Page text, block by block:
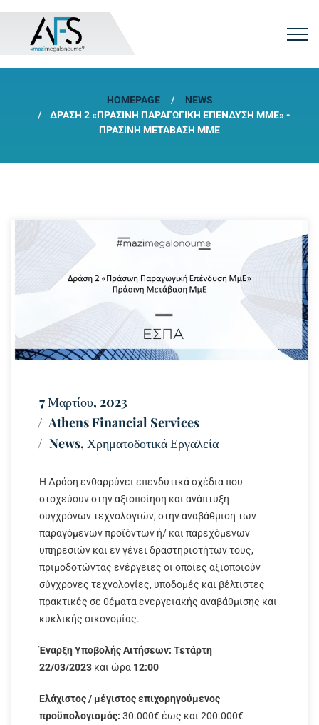
HOMEPAGE
NEWS
ΔΡΆΣΗ 2 «ΠΡΆΣΙΝΗ ΠΑΡΑΓΩΓΙΚΉ ΕΠΈΝΔΥΣΗ ΜΜΕ» -
ΠΡΆΣΙΝΗ ΜΕΤΆΒΑΣΗ ΜΜΕ
7 Μαρτίου, 2023
Athens Financial Services
News, Χρηματοδοτικά Εργαλεία
Η Δράση ενθαρρύνει επενδυτικά σχέδια που
στοχεύουν στην αξιοποίηση και ανάπτυξη
συγχρόνων τεχνολογιών, στην αναβάθμιση των
παραγόμενων προϊόντων ή/ και παρεχόμενων
υπηρεσιών και εν γένει δραστηριοτήτων τους,
πριμοδοτώντας ενέργειες οι οποίες αξιοποιούν
σύγχρονες τεχνολογίες, υποδομές και βέλτιστες
πρακτικές σε θέματα ενεργειακής αναβάθμισης και
κυκλικής οικονομίας.
Έναρξη Υποβολής Αιτήσεων: Τετάρτη
22/03/2023 και ώρα 12:00
Ελάχιστος / μέγιστος επιχορηγούμενος
προϋπολογισμός: 30.000€ έως και 200.000€